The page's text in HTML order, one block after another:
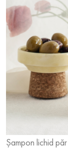
Șampon lichid